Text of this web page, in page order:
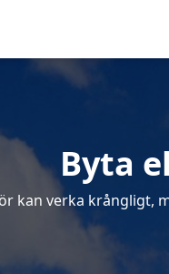
Byta
kan verka krångligt,